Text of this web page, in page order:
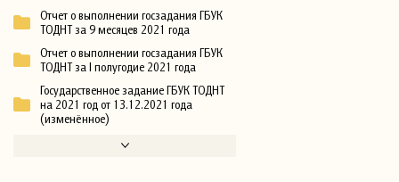
Отчет о выполнении госзадания ГБУК
ТОДНТ за 9 месяцев 2021 года
Отчет о выполнении госзадания ГБУК
ТОДНТ за I полугодие 2021 года
Государственное задание ГБУК ТОДНТ
на 2021 год от 13.12.2021 года
(изменённое)